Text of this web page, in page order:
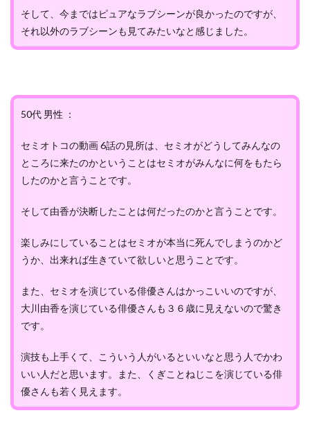
そして、今まではピュアなラブシーンが良かったのですが、
それ以外のラブシーンも見てみたいなと感じました。
50代 男性 ：
セミオトコの動画 6話の見所は、セミオがどうしてみんなの
ところに来たのかということはセミオがみんなに何をもたら
したのかと言うことです。
そして由香が決断したことは何だったのかと言うことです。
楽しみにしていることはセミオが本当に死んでしまうのかど
うか、出来れば生きていて欲しいと思うことです。
また、セミオを演じている俳優さんはかっこいいのですが、
大川由香を演じている俳優さんも３６歳に見えないので驚き
です。
演技も上手くて、こういう人がいるといいなと思う人でかわ
いい人だと思います。また、くぎことねじこを演じている俳
優さんも若く見えます。